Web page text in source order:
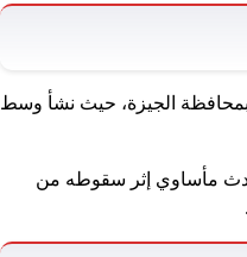
بمحافظة الجيزة، حيث نشأ وسط
مأساوي إثر سقوطه من